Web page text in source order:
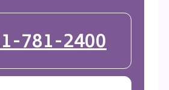
781-2400